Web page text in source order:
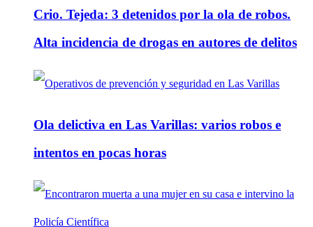
Crio. Tejeda: 3 detenidos por la ola de robos.
Alta incidencia de drogas en autores de delitos
Ola delictiva en Las Varillas: varios robos e
intentos en pocas horas